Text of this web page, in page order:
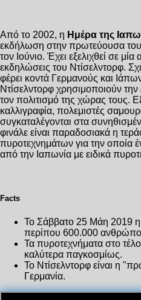
Από το 2002, η Ημέρα της
εκδήλωση στην πρωτεύουσα του
τον Ιούνιο. Έχει εξελιχθεί σε μία
εκδηλώσεις του Ντίσελντορφ.
φέρει κοντά Γερμανούς και
Ντίσελντορφ χρησιμοποιούν
τον πολιτισμό της χώρας τους.
καλλιγραφία, πολεμιστές
συγκαταλέγονται στα
φινάλε είναι παραδοσιακά η
πυροτεχνημάτων για την οποία
από την Ιαπωνία με ειδικά
Facts
Το Σάββατο 25 Μάη 2019
περίπου 600.000
Τα πυροτεχνήματα στο
καλύτερα παγκοσμίως.
Το Ντίσελντορφ είναι η
Γερμανία.